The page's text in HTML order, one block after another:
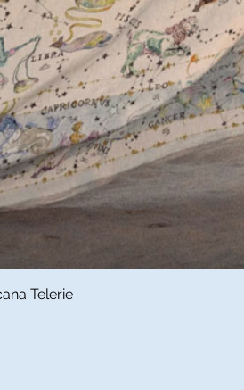
Aperçu rapide
Telerie